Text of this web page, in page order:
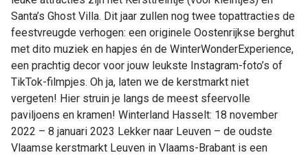
Santa’s Ghost Villa. Dit jaar zullen nog twee topattracties de
feestvreugde verhogen: een originele Oostenrijkse berghut
met dito muziek en hapjes én de WinterWonderExperience,
een prachtig decor voor jouw leukste Instagram-foto’s of
TikTok-filmpjes. Oh ja, laten we de kerstmarkt niet
vergeten! Hier struin je langs de meest sfeervolle
paviljoens en kramen! Winterland Hasselt: 18 november
2022 – 8 januari 2023 Lekker naar Leuven – de oudste
Vlaamse kerstmarkt Leuven in Vlaams-Brabant is een